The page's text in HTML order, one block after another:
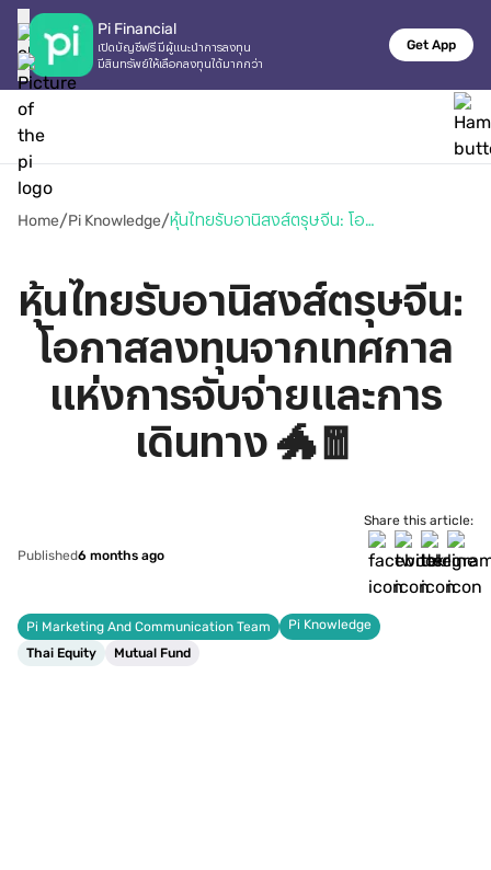
Pi Financial
เปิดบัญชีฟรี มีผู้แนะนำการลงทุน
มีสินทรัพย์ให้เลือกลงทุนได้มากกว่า
Get App
Home/Pi Knowledge/ หุ้นไทยรับอานิสงส์ตรุษจีน: โอกาสลงทุนจากเทศกาลแห่งการจับจ่ายและการเดินทาง 🐲🧧
หุ้นไทยรับอานิสงส์ตรุษจีน:
โอกาสลงทุนจากเทศกาล
แห่งการจับจ่ายและการ
เดินทาง 🐲🧧
Published6 months ago
Share this article:
Pi Marketing And Communication Team
Pi Knowledge
Thai Equity
Mutual Fund